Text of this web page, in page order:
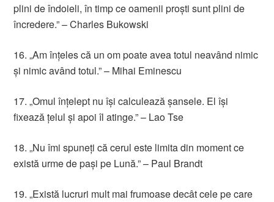
plini de îndoieli, în timp ce oamenii proşti sunt plini de
încredere.” – Charles Bukowski
16. „Am înţeles că un om poate avea totul neavând nimic
şi nimic având totul.” – Mihai Eminescu
17. „Omul înţelept nu îşi calculează şansele. El îşi
fixează ţelul şi apoi îl atinge.” – Lao Tse
18. „Nu îmi spuneţi că cerul este limita din moment ce
există urme de paşi pe Lună.” – Paul Brandt
19. „Există lucruri mult mai frumoase decât cele pe care